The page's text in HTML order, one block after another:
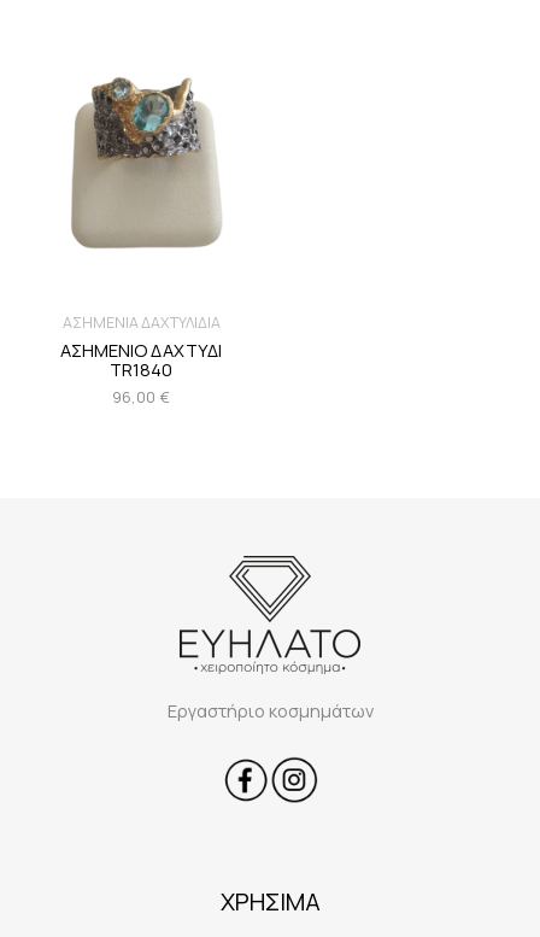
ΑΣΗΜΕΝΙΑ ΔΑΧΤΥΛΙΔΙΑ
ΑΣΗΜΕΝΙΟ ΔΑΧΤΥΔΙ
TR1840
96,00 €
Εργαστήριο κοσμημάτων
ΧΡΗΣΙΜΑ